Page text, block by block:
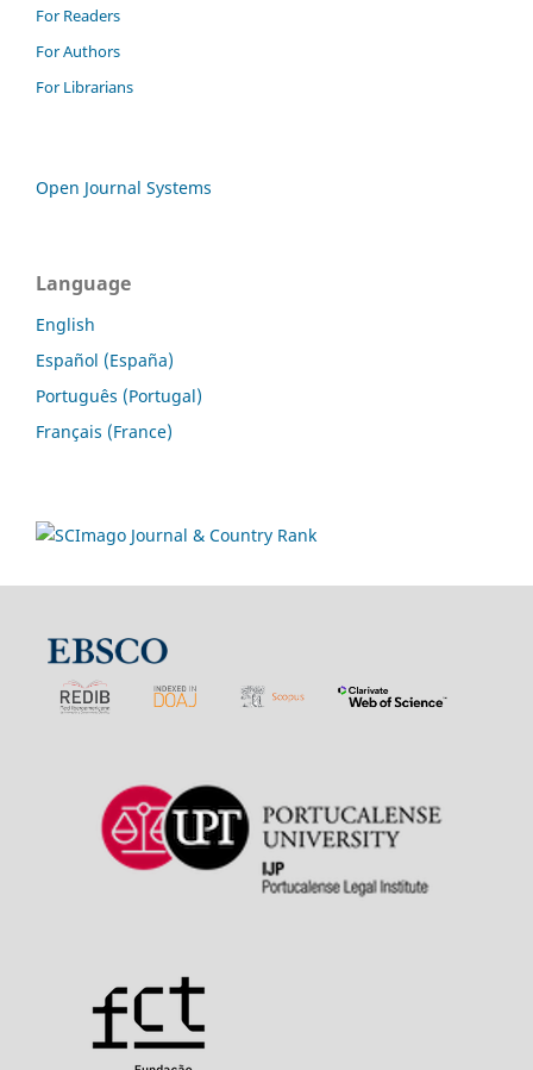
For Readers
For Authors
For Librarians
Open Journal Systems
Language
English
Español (España)
Português (Portugal)
Français (France)